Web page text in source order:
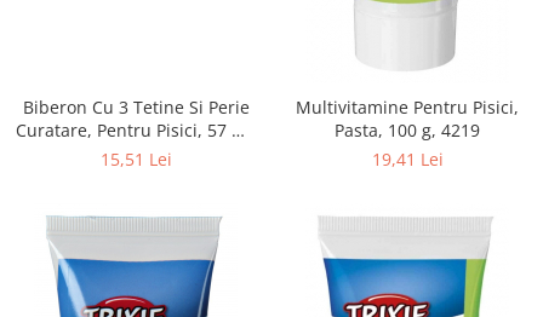
Biberon Cu 3 Tetine Si Perie
Curatare, Pentru Pisici, 57 ml,
4193
15,51 Lei
Multivitamine Pentru Pisici,
Pasta, 100 g, 4219
19,41 Lei